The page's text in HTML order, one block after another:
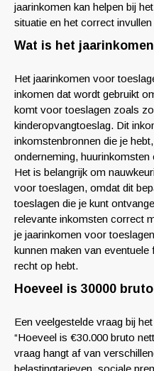
jaarinkomen kan helpen bij
situatie en het correct
Wat is het
Het jaarinkomen voor
inkomen dat wordt gebruikt
komt voor toeslagen zoals
kinderopvangtoeslag. Dit
inkomstenbronnen die je
onderneming, huurinkomsten
Het is belangrijk om
voor toeslagen, omdat dit
toeslagen die je kunt
relevante inkomsten correct
je jaarinkomen voor
kunnen maken van
recht op hebt.
Hoeveel is 30000
Een veelgestelde vraag bij
“Hoeveel is €30.000 bruto
vraag hangt af van
belastingtarieven, sociale